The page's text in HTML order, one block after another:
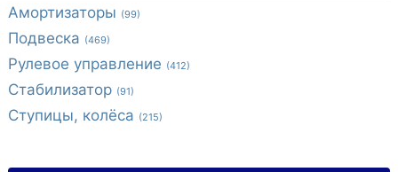
Амортизаторы (99)
Подвеска (469)
Рулевое управление (412)
Стабилизатор (91)
Ступицы, колёса (215)